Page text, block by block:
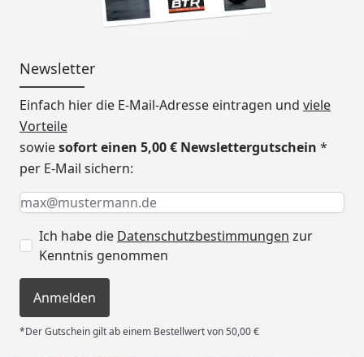
Newsletter
Einfach hier die E-Mail-Adresse eintragen und viele
Vorteile
sowiesofort einen 5,00 € Newslettergutschein *
per E-Mail sichern:
Keine Eingabe erforderlich
Eingabe erforderlich
E-Mail *
Ich habe die Datenschutzbestimmungen zur
Kenntnis genommen
Anmelden
*Der Gutschein gilt ab einem Bestellwert von 50,00 €